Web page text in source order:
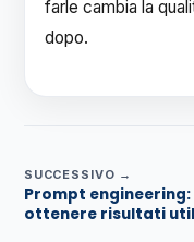
farle cambia la
dopo.
SUCCESSIVO →
Prompt
ottenere risultati